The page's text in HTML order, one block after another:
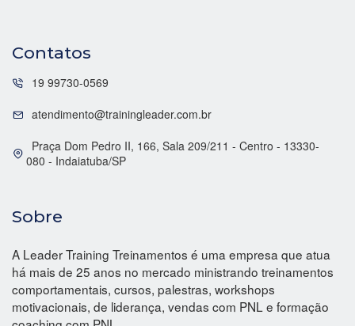
Contatos
19 99730-0569
atendimento@trainingleader.com.br
Praça Dom Pedro II, 166, Sala 209/211 - Centro - 13330-
080 - Indaiatuba/SP
Sobre
A Leader Training Treinamentos é uma empresa que atua
há mais de 25 anos no mercado ministrando treinamentos
comportamentais, cursos, palestras, workshops
motivacionais, de liderança, vendas com PNL e formação